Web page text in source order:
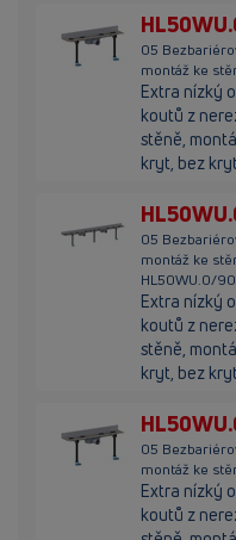
05
montáž ke
Extra nízký
koutů z
stěně,
kryt, bez
05
montáž ke
HL50WU.0/
Extra nízký
koutů z
stěně,
kryt, bez
05
montáž ke
Extra nízký
koutů z